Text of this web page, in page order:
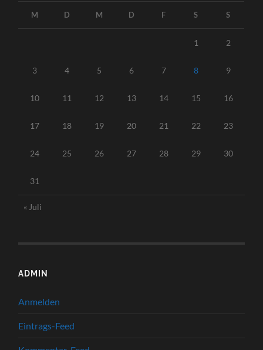
M D M D F S S
1 2
3 4 5 6 7 8 9
10 11 12 13 14 15 16
17 18 19 20 21 22 23
24 25 26 27 28 29 30
31
« Juli
ADMIN
Anmelden
Eintrags-Feed